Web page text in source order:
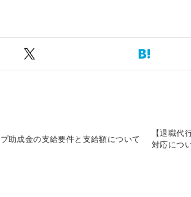
助成金の支給要件と支給額について
【退職
対応につ